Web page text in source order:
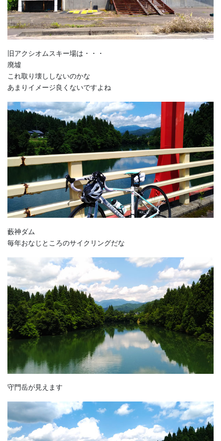
旧アクシオムスキー場は・・・
廃墟
これ取り壊ししないのかな
あまりイメージ良くないですよね
藪神ダム
毎年おなじところのサイクリングだな
守門岳が見えます